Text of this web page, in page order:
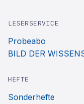
LESERSERVICE
Probeabo
BILD DER
HEFTE
Sonderhefte